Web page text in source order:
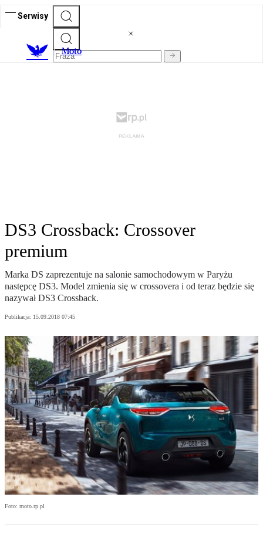
Serwisy
Moto
DS3 Crossback: Crossover
premium
Marka DS zaprezentuje na salonie samochodowym w Paryżu
następcę DS3. Model zmienia się w crossovera i od teraz będzie się
nazywał DS3 Crossback.
Publikacja: 15.09.2018 07:45
Foto: moto.rp.pl